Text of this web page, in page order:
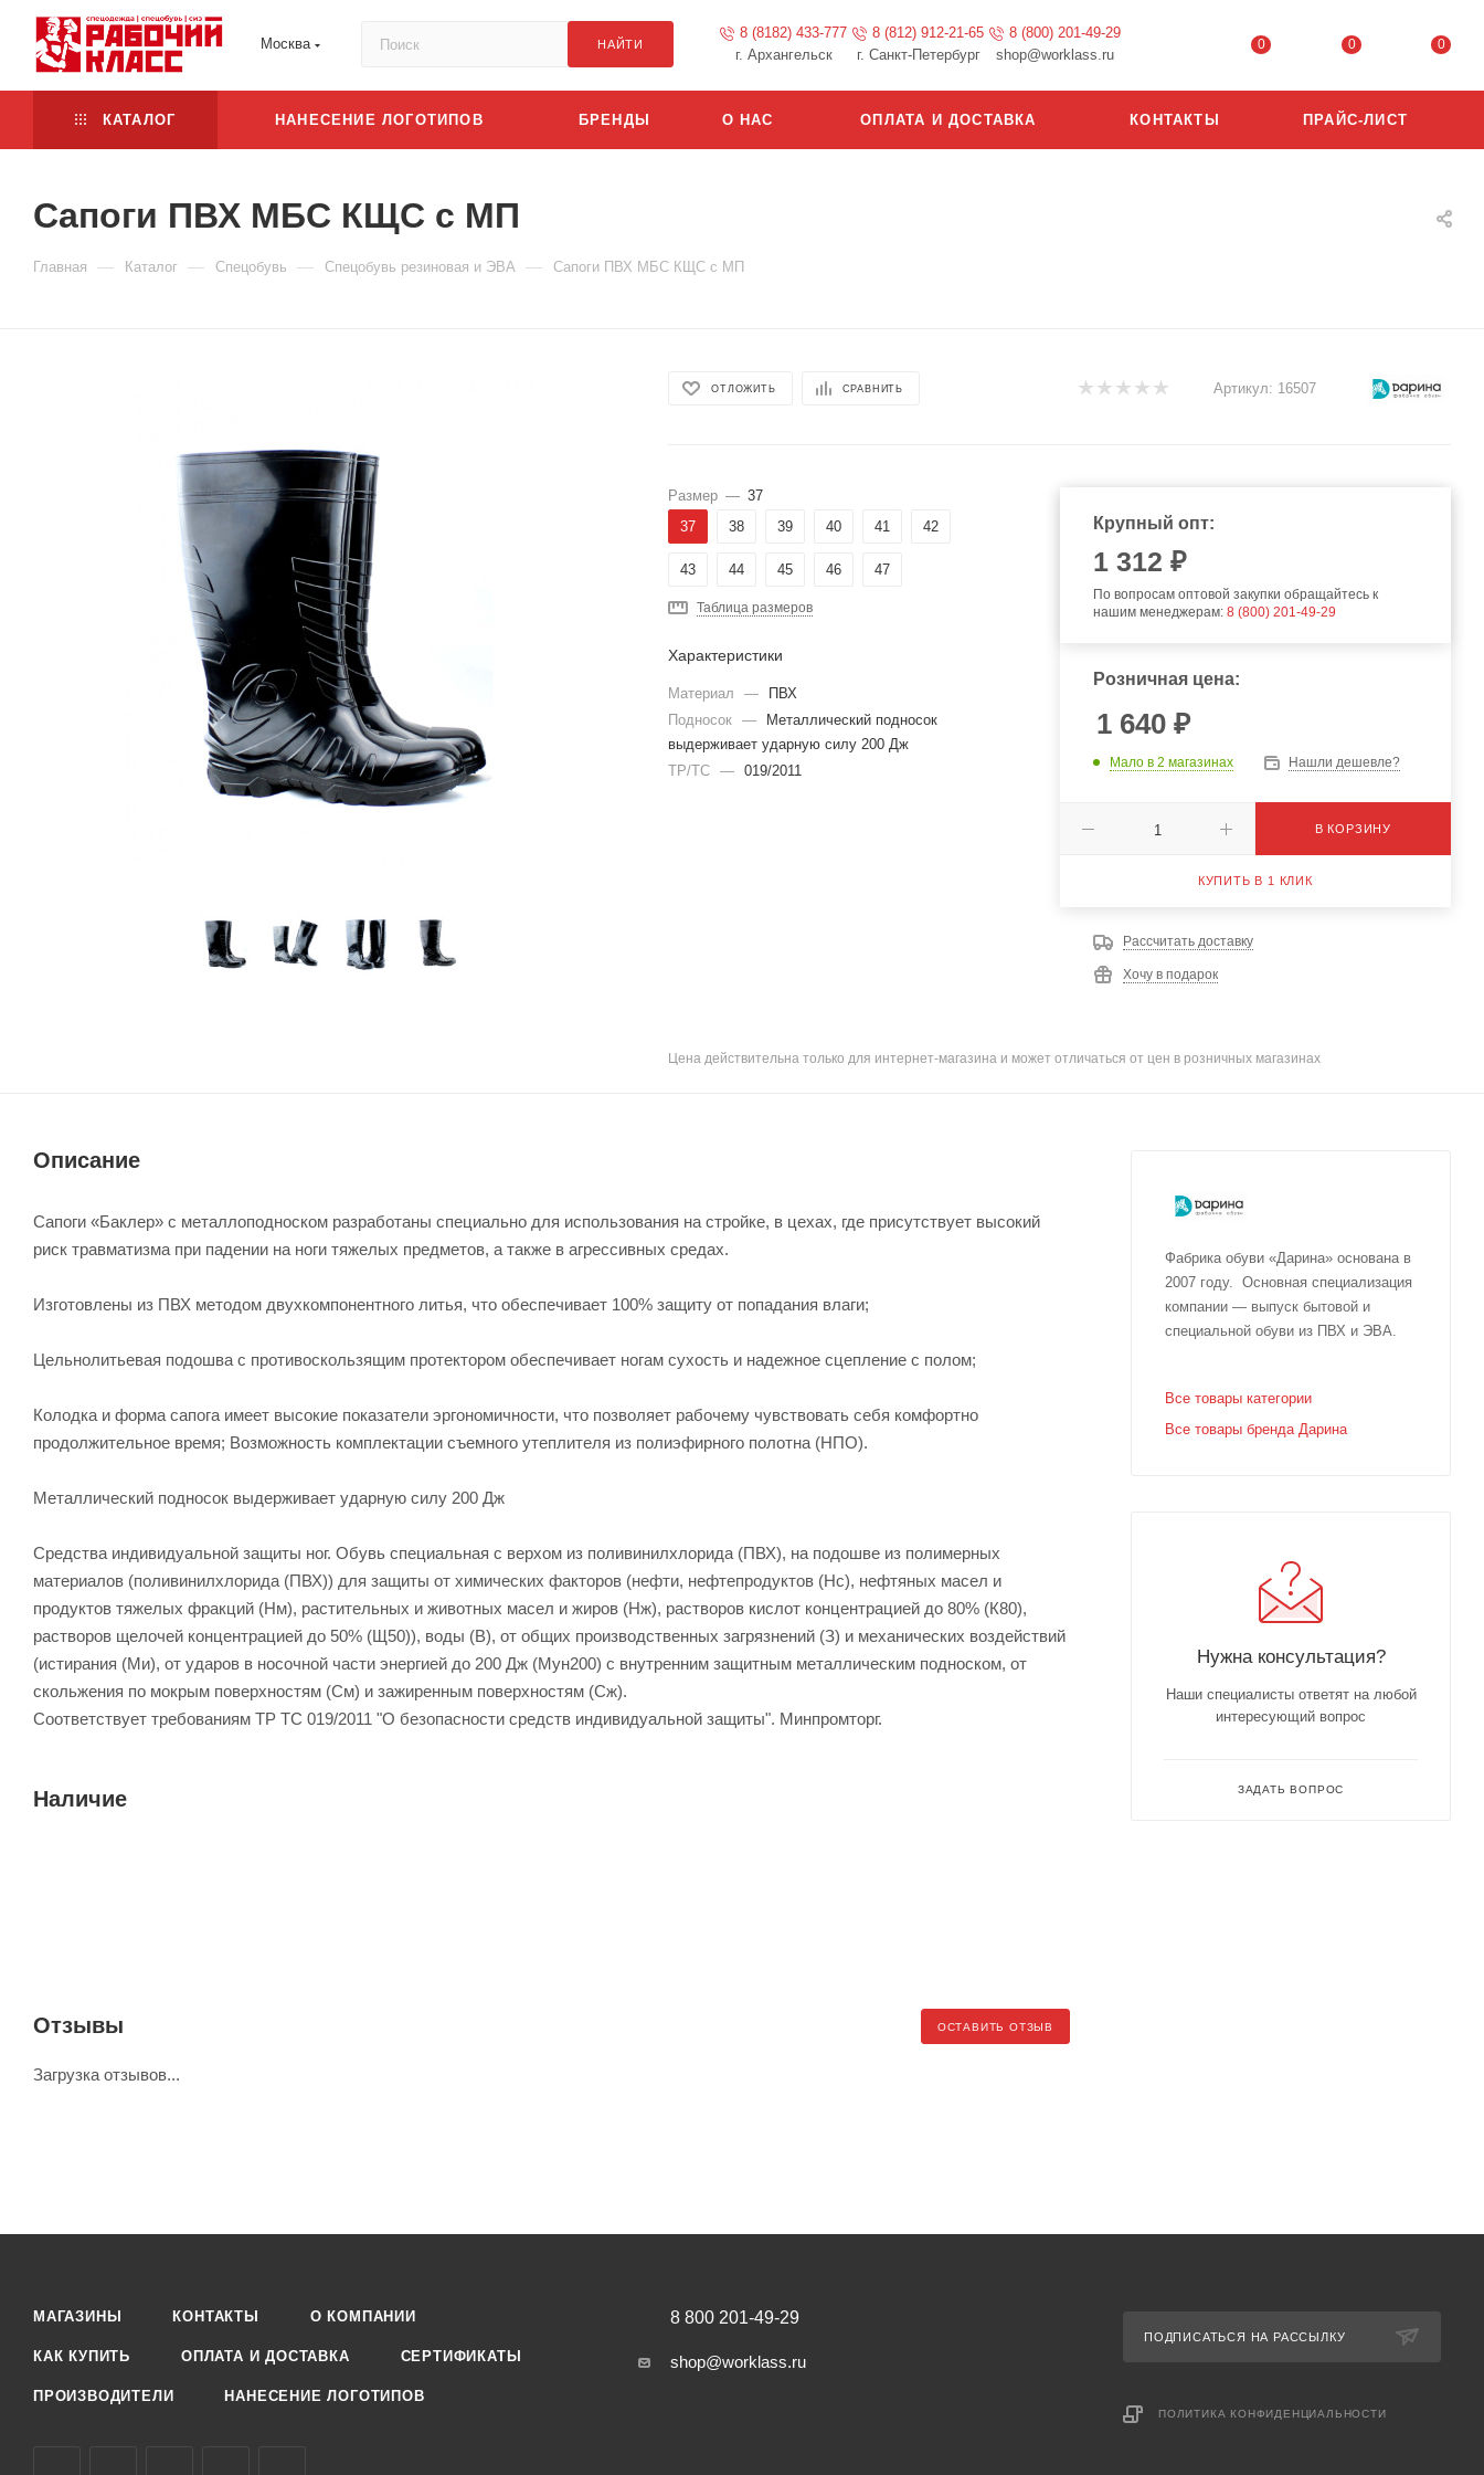
Москва НАЙТИ
8 (8182) 433-777
г. Архангельск
8 (812) 912-21-65
г. Санкт-Петербург
8 (800) 201-49-29
shop@worklass.ru
0 0 0
КАТАЛОГ НАНЕСЕНИЕ ЛОГОТИПОВ БРЕНДЫ О НАС ОПЛАТА И ДОСТАВКА КОНТАКТЫ ПРАЙС-ЛИСТ
Сапоги ПВХ МБС КЩС с МП
Главная — Каталог — Спецобувь — Спецобувь резиновая и ЭВА — Сапоги ПВХ МБС КЩС с МП
ОТЛОЖИТЬ СРАВНИТЬ Артикул: 16507
Размер — 37
37
38 39 40 41 42
43 44 45 46 47
Таблица размеров
Характеристики
Материал —
ПВХ
Подносок
—
Металлический подносок
выдерживает ударную силу 200 Дж
ТР/ТС
— 019/2011
Крупный опт:
1 312 ₽
По вопросам оптовой закупки обращайтесь к
нашим менеджерам: 8 (800) 201-49-29
Розничная цена:
1 640₽
Мало в 2 магазинах Нашли дешевле?
В КОРЗИНУ
КУПИТЬ В 1 КЛИК
Рассчитать доставку
Хочу в подарок
Цена действительна только для интернет-магазина и может отличаться от цен в розничных магазинах
Описание
Сапоги «Баклер» с металлоподноском разработаны специально для использования на стройке, в цехах, где присутствует высокий
риск травматизма при падении на ноги тяжелых предметов, а также в агрессивных средах.
Изготовлены из ПВХ методом двухкомпонентного литья, что обеспечивает 100% защиту от попадания влаги;
Цельнолитьевая подошва с противоскользящим протектором обеспечивает ногам сухость и надежное сцепление с полом;
Колодка и форма сапога имеет высокие показатели эргономичности, что позволяет рабочему чувствовать себя комфортно
продолжительное время; Возможность комплектации съемного утеплителя из полиэфирного полотна (НПО).
Металлический подносок выдерживает ударную силу 200 Дж
Средства индивидуальной защиты ног. Обувь специальная с верхом из поливинилхлорида (ПВХ), на подошве из полимерных
материалов (поливинилхлорида (ПВХ)) для защиты от химических факторов (нефти, нефтепродуктов (Нс), нефтяных масел и
продуктов тяжелых фракций (Нм), растительных и животных масел и жиров (Нж), растворов кислот концентрацией до 80% (К80),
растворов щелочей концентрацией до 50% (Щ50)), воды (В), от общих производственных загрязнений (З) и механических воздействий
(истирания (Ми), от ударов в носочной части энергией до 200 Дж (Мун200) с внутренним защитным металлическим подноском, от
скольжения по мокрым поверхностям (См) и зажиренным поверхностям (Сж).
Соответствует требованиям ТР ТС 019/2011 "О безопасности средств индивидуальной защиты". Минпромторг.
Наличие
Отзывы ОСТАВИТЬ ОТЗЫВ
Загрузка отзывов...
Фабрика обуви «Дарина» основана в
2007 году. Основная специализация
компании — выпуск бытовой и
специальной обуви из ПВХ и ЭВА.
Все товары категории
Все товары бренда Дарина
Нужна консультация?
Наши специалисты ответят на любой
интересующий вопрос
ЗАДАТЬ ВОПРОС
МАГАЗИНЫ КОНТАКТЫ О КОМПАНИИ
КАК КУПИТЬ ОПЛАТА И ДОСТАВКА СЕРТИФИКАТЫ
ПРОИЗВОДИТЕЛИ НАНЕСЕНИЕ ЛОГОТИПОВ
8 800 201-49-29
shop@worklass.ru
ПОДПИСАТЬСЯ НА РАССЫЛКУ
ПОЛИТИКА КОНФИДЕНЦИАЛЬНОСТИ